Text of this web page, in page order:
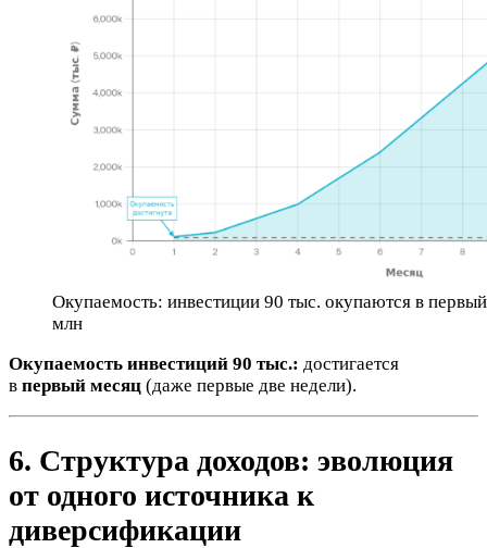
Окупаемость: инвестиции 90 тыс. окупаются в
млн
Окупаемость инвестиций 90 тыс.: достигается
в первый месяц (даже первые две недели).
6. Структура доходов: эволюция
от одного источника к
диверсификации